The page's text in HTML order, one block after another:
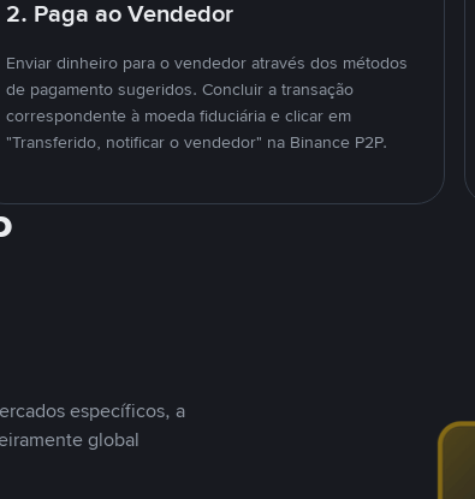
2. Paga ao Vendedor
Enviar dinheiro para o vendedor através dos métodos
de pagamento sugeridos. Concluir a transação
correspondente à moeda fiduciária e clicar em
"Transferido, notificar o vendedor" na Binance P2P.
específicos, a
global